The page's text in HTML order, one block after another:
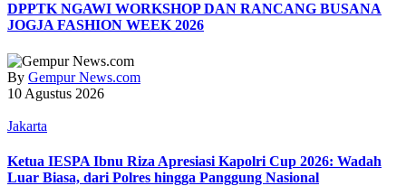
DPPTK NGAWI WORKSHOP DAN RANCANG BUSANA
JOGJA FASHION WEEK 2026
By Gempur News.com
10 Agustus 2026
Jakarta
Ketua IESPA Ibnu Riza Apresiasi Kapolri Cup 2026: Wadah
Luar Biasa, dari Polres hingga Panggung Nasional